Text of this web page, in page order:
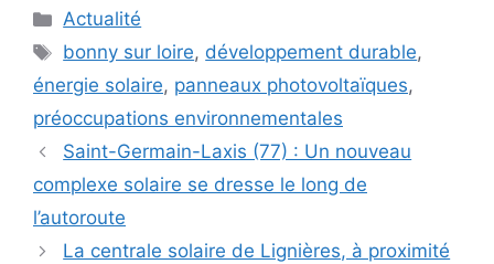
Catégories
Actualité
Étiquettes
bonny sur loire, développement durable,
énergie solaire, panneaux photovoltaïques,
préoccupations environnementales
Saint-Germain-Laxis (77) : Un nouveau
complexe solaire se dresse le long de
l’autoroute
La centrale solaire de Lignières, à proximité